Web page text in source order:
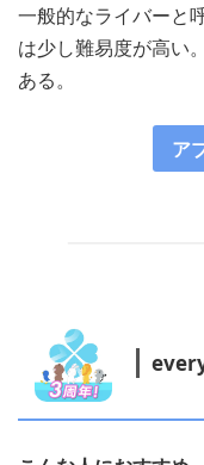
一般的なライバーと
は少し難易度が高い
ある。
ア